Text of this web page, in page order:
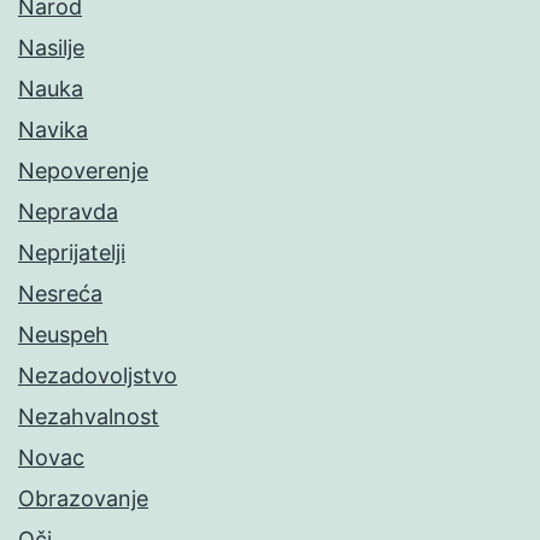
Narod
Nasilje
Nauka
Navika
Nepoverenje
Nepravda
Neprijatelji
Nesreća
Neuspeh
Nezadovoljstvo
Nezahvalnost
Novac
Obrazovanje